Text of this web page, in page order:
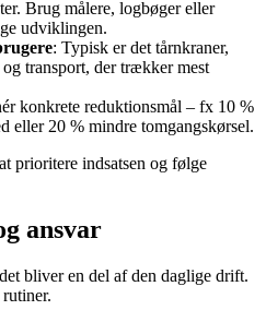
Brug målere, logbøger eller
udviklingen.
: Typisk er det tårnkraner,
transport, der trækker mest
konkrete reduktionsmål – fx 10 %
eller 20 % mindre tomgangskørsel.
prioritere indsatsen og følge
ansvar
bliver en del af den daglige drift.